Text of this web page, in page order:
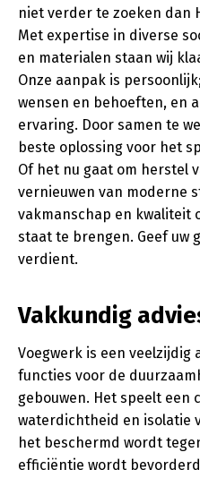
niet verder te zoeken dan
Met expertise in diverse
en materialen staan wij
Onze aanpak is
wensen en behoeften, en
ervaring. Door samen te
beste oplossing voor het
Of het nu gaat om herstel
vernieuwen van moderne
vakmanschap en kwaliteit
staat te brengen. Geef uw
verdient.
Vakkundig
Voegwerk is een veelzijdig
functies voor de
gebouwen. Het speelt een
waterdichtheid en isolatie
het beschermd wordt
efficiëntie wordt